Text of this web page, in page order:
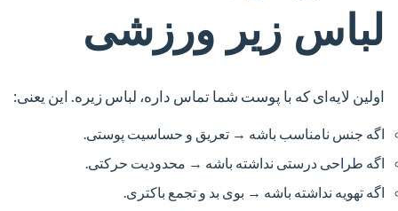
لباس زیر ورزشی
اولین لایه‌ای که با پوست شما تماس داره، لباس زیره. این یعنی:
اگه جنس نامناسب باشه → تعریق و حساسیت پوستی.
اگه طراحی درستی نداشته باشه → محدودیت حرکتی.
اگه تهویه نداشته باشه → بوی بد و تجمع باکتری.